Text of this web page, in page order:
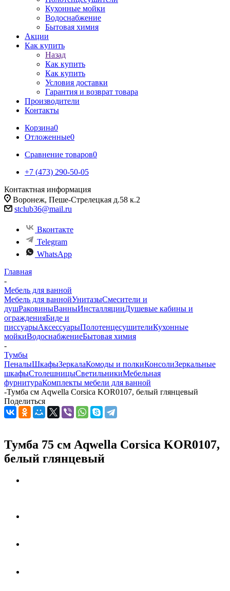
Кухонные мойки
Водоснабжение
Бытовая химия
Акции
Как купить
Назад
Как купить
Как купить
Условия доставки
Гарантия и возврат товара
Производители
Контакты
Корзина0
Отложенные0
Сравнение товаров0
+7 (473) 290-50-05
Контактная информация
Воронеж, Пеше-Стрелецкая д.58 к.2
stclub36@mail.ru
Вконтакте
Telegram
WhatsApp
Главная
-
Мебель для ванной
Мебель для ваннойУнитазыСмесители и
душРаковиныВанныИнсталляцииДушевые кабины и
огражденияБиде и
писсуарыАксессуарыПолотенцесушителиКухонные
мойкиВодоснабжениеБытовая химия
-
Тумбы
ПеналыШкафыЗеркалаКомоды и полкиКонсолиЗеркальные
шкафыСтолешницыСветильникиМебельная
фурнитураКомплекты мебели для ванной
-Тумба см Aqwella Corsica KOR0107, белый глянцевый
Поделиться
Тумба 75 см Aqwella Corsica KOR0107,
белый глянцевый